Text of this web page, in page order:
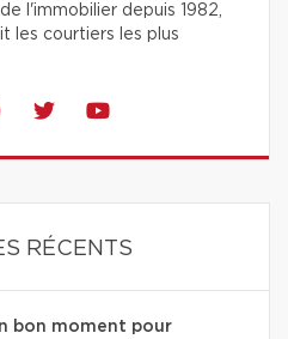
l'immobilier depuis 1982,
les courtiers les plus
RÉCENTS
bon moment pour